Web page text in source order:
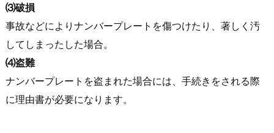
⑶破損
事故などによりナンバープレートを傷つけたり、著しく汚
してしまったした場合。
⑷盗難
ナンバープレートを盗まれた場合には、手続きをされる際
に理由書が必要になります。